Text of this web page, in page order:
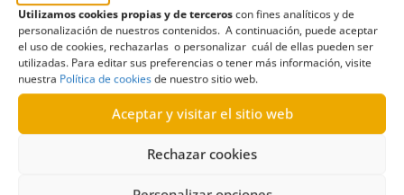
Utilizamos cookies propias y de terceroscon fines analíticos y de
personalización de nuestros contenidos. A continuación, puede aceptar
el uso de cookies, rechazarlas o personalizar cuál de ellas pueden ser
utilizadas. Para editar sus preferencias o tener más información, visite
nuestra Política de cookiesde nuestro sitio web.
Aceptar y visitar el sitio web
Rechazar cookies